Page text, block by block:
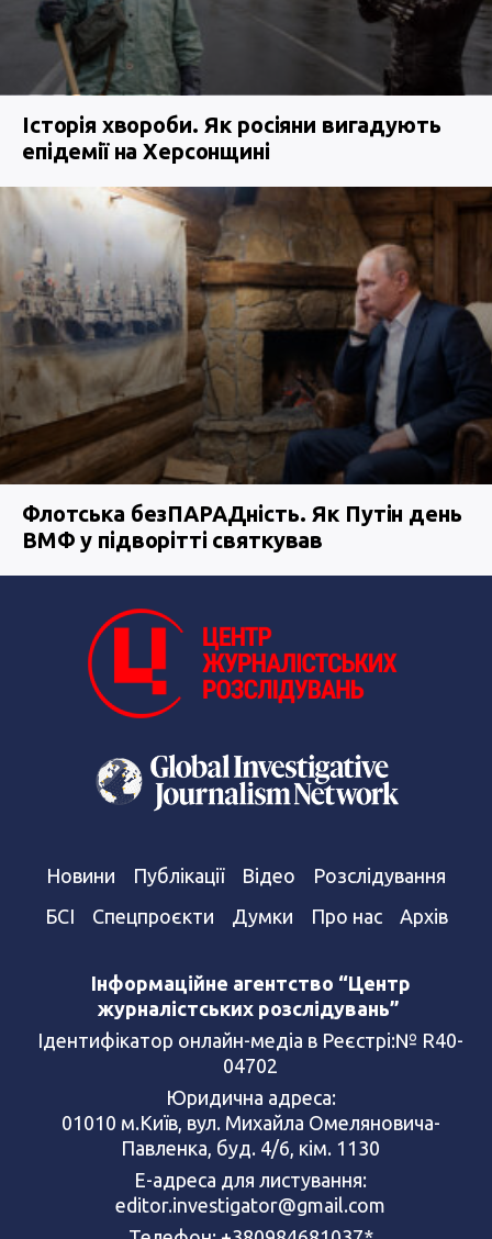
Історія хвороби. Як росіяни вигадують
епідемії на Херсонщині
Флотська безПАРАДність. Як Путін день
ВМФ у підворітті святкував
Новини Публікації Відео
Розслідування
БСІ
Спецпроєкти Думки Про нас Архів
Інформаційне агентство “Центр
журналістських розслідувань”
Ідентифікатор онлайн-медіа в Реєстрі:№ R40-
04702
Юридична адреса:
01010 м.Київ, вул. Михайла Омеляновича-
Павленка, буд. 4/6, кім. 1130
Е-адреса для листування:
editor.investigator@gmail.com